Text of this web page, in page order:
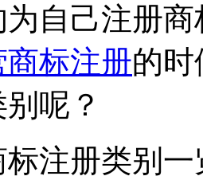
自己注册
商标注册的
别呢？
标注册类别